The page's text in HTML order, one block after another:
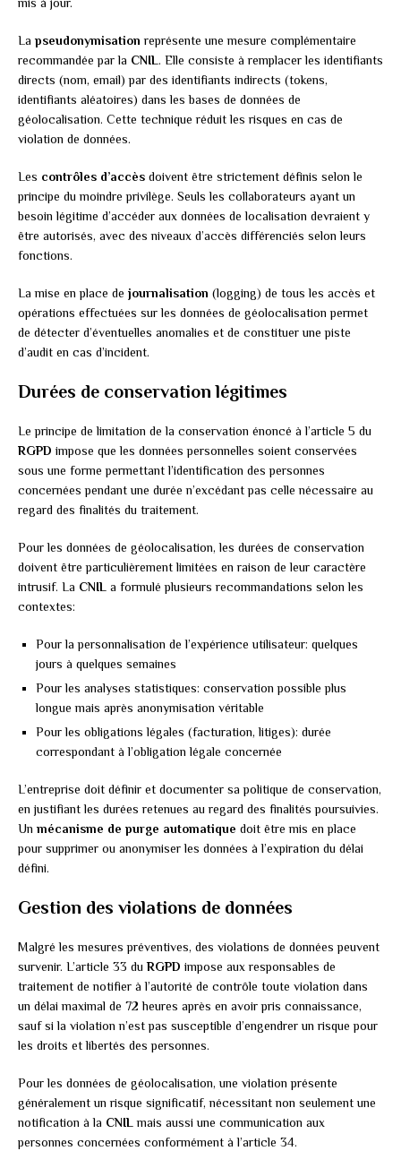
La pseudonymisation représente une mesure complémentaire
recommandée par la CNIL . Elle consiste à remplacer les identifiants
directs (nom, email) par des identifiants indirects (tokens,
identifiants aléatoires) dans les bases de données de
géolocalisation. Cette technique réduit les risques en cas de
violation de données.
Les contrôles d’accès doivent être strictement définis selon le
principe du moindre privilège. Seuls les collaborateurs ayant un
besoin légitime d’accéder aux données de localisation devraient y
être autorisés, avec des niveaux d’accès différenciés selon leurs
fonctions.
La mise en place de journalisation (logging) de tous les accès et
opérations effectuées sur les données de géolocalisation permet
de détecter d’éventuelles anomalies et de constituer une piste
d’audit en cas d’incident.
Durées de conservation légitimes
Le principe de limitation de la conservation énoncé à l’article 5 du
RGPD impose que les données personnelles soient conservées
sous une forme permettant l’identification des personnes
concernées pendant une durée n’excédant pas celle nécessaire au
regard des finalités du traitement.
Pour les données de géolocalisation, les durées de conservation
doivent être particulièrement limitées en raison de leur caractère
intrusif. La CNIL a formulé plusieurs recommandations selon les
contextes:
Pour la personnalisation de l’expérience utilisateur: quelques
jours à quelques semaines
Pour les analyses statistiques: conservation possible plus
longue mais après anonymisation véritable
Pour les obligations légales (facturation, litiges): durée
correspondant à l’obligation légale concernée
L’entreprise doit définir et documenter sa politique de conservation,
en justifiant les durées retenues au regard des finalités poursuivies.
Un mécanisme de purge automatique doit être mis en place
pour supprimer ou anonymiser les données à l’expiration du délai
défini.
Gestion des violations de données
Malgré les mesures préventives, des violations de données peuvent
survenir. L’article 33 duRGPD impose aux responsables de
traitement de notifier à l’autorité de contrôle toute violation dans
un délai maximal de 72 heures après en avoir pris connaissance,
sauf si la violation n’est pas susceptible d’engendrer un risque pour
les droits et libertés des personnes.
Pour les données de géolocalisation, une violation présente
généralement un risque significatif, nécessitant non seulement une
notification à la CNIL mais aussi une communication aux
personnes concernées conformément à l’article 34.